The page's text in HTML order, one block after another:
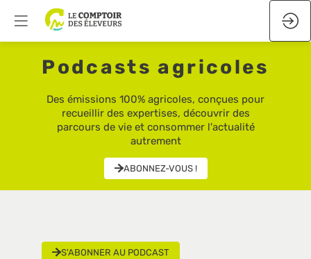
Podcasts agricoles
Des émissions 100% agricoles, conçues pour
recueillir des expertises, découvrir des
parcours de vie et consommer l'actualité
autrement
ABONNEZ-VOUS !
S'ABONNER AU PODCAST